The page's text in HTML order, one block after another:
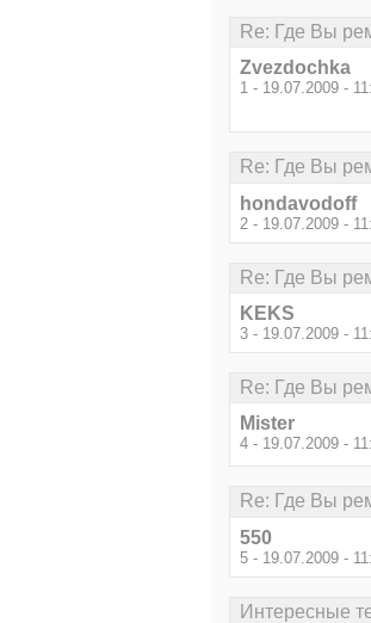
Re: Где Вы
Zvezdochka
1 - 19.07.2009 -
Re: Где Вы
hondavodoff
2 - 19.07.2009 -
Re: Где Вы
KEKS
3 - 19.07.2009 -
Re: Где Вы
Mister
4 - 19.07.2009 -
Re: Где Вы
550
5 - 19.07.2009 -
Интересные